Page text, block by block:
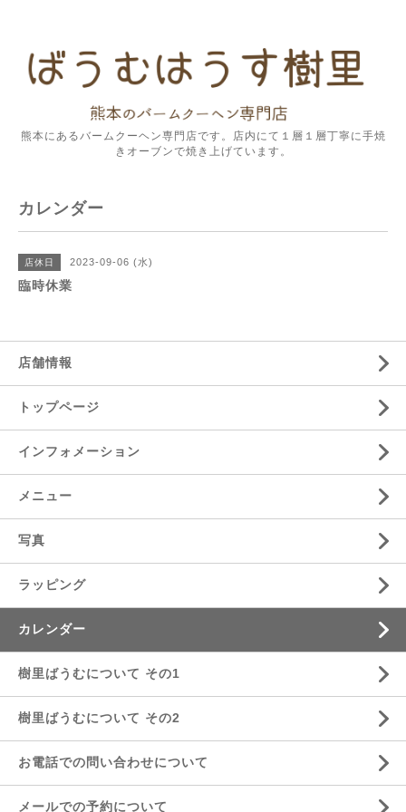
熊本にあるバームクーヘン専門店です。店内にて１層１層丁寧に手焼
きオーブンで焼き上げています。
カレンダー
店休日 2023-09-06 (水)
臨時休業
店舗情報
トップページ
インフォメーション
メニュー
写真
ラッピング
カレンダー
樹里ばうむについて その1
樹里ばうむについて その2
お電話での問い合わせについて
メールでの予約について